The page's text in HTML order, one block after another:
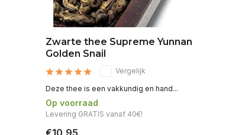
Zwarte thee Supreme Yunnan
Golden Snail
Vergelijk
Deze thee is een vakkundig en hand...
Op voorraad
Levering GRATIS vanaf 40€!